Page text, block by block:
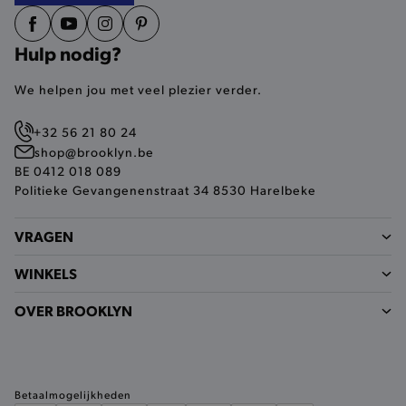
Hulp nodig?
We helpen jou met veel plezier verder.
+32 56 21 80 24
shop@brooklyn.be
BE 0412 018 089
Politieke Gevangenenstraat 34 8530 Harelbeke
VRAGEN
WINKELS
OVER BROOKLYN
Betaalmogelijkheden
site op een correcte manier wordt verorberd. De
analytische en functionele cookies vullen hun
buikjes algemene bezoekersinformatie, maar
niet jouw identiteit.
selected-val .brooklyn.be